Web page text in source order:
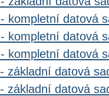
kompletní datová
kompletní datová
kompletní datová
základní datová
základní datová